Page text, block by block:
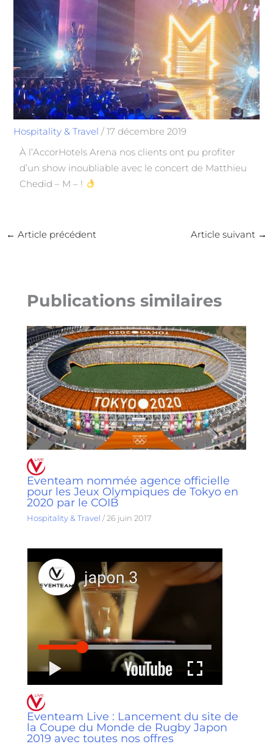
Hospitality & Travel /17 décembre 2019
À l’AccorHotels Arena nos clients ont pu profiter
d’un show inoubliable avec le concert de Matthieu
Chedid – M – !
← Article précédent Article suivant →
Publications similaires
Eventeam nommée agence officielle
pour les Jeux Olympiques de Tokyo en
2020 par le COIB
Hospitality & Travel /26 juin 2017
Eventeam Live : Lancement du site de
la Coupe du Monde de Rugby Japon
2019 avec toutes nos offres